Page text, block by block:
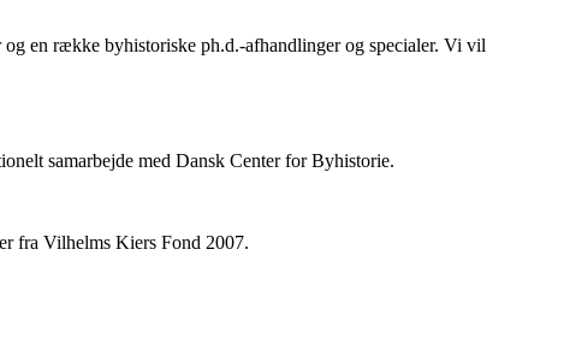
en række byhistoriske ph.d.-afhandlinger og specialer. Vi vil
samarbejde med Dansk Center for Byhistorie.
fra Vilhelms Kiers Fond 2007.